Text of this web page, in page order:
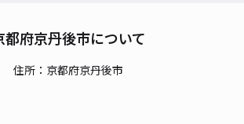
都府京丹後市について
住所：京都府京丹後市